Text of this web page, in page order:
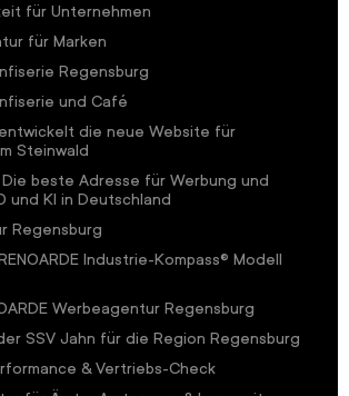
für Unternehmen
für Marken
Regensburg
und Café
entwickelt die neue Website für
Steinwald
Die beste Adresse für Werbung und
und KI in Deutschland
Regensburg
Industrie-Kompass® Modell
Werbeagentur Regensburg
SSV Jahn für die Region Regensburg
& Vertriebs-Check